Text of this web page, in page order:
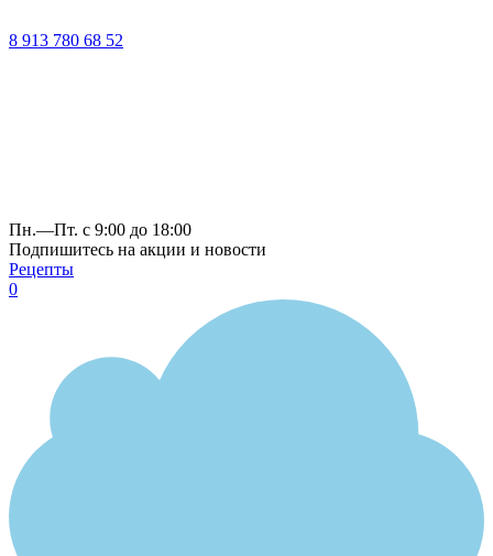
8 913 780 68 52
Пн.—Пт. с 9:00 до 18:00
Подпишитесь на акции и новости
Рецепты
0